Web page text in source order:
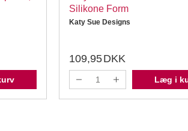
Silikone Form
Katy Sue Designs
109,95DKK
Læg i